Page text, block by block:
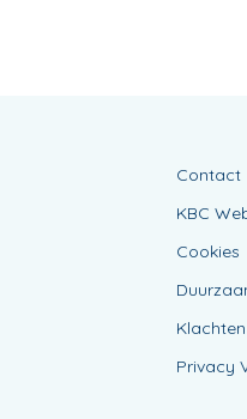
Contact
KBC
Cookies
Klachten
Privacy